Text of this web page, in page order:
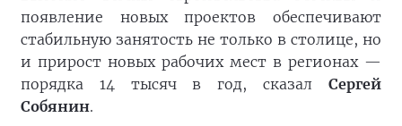
появление новых проектов обеспечивают
стабильную занятость не только в столице, но
и прирост новых рабочих мест в регионах —
порядка 14 тысяч в год, сказал Сергей
Собянин.